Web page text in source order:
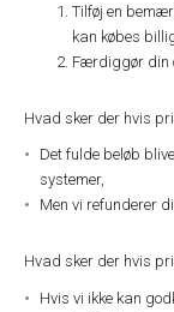
Tilføj en
kan købes
Færdiggør din
Hvad sker der hvis
Det fulde beløb
systemer,
Men vi refunderer
Hvad sker der hvis
Hvis vi ikke kan